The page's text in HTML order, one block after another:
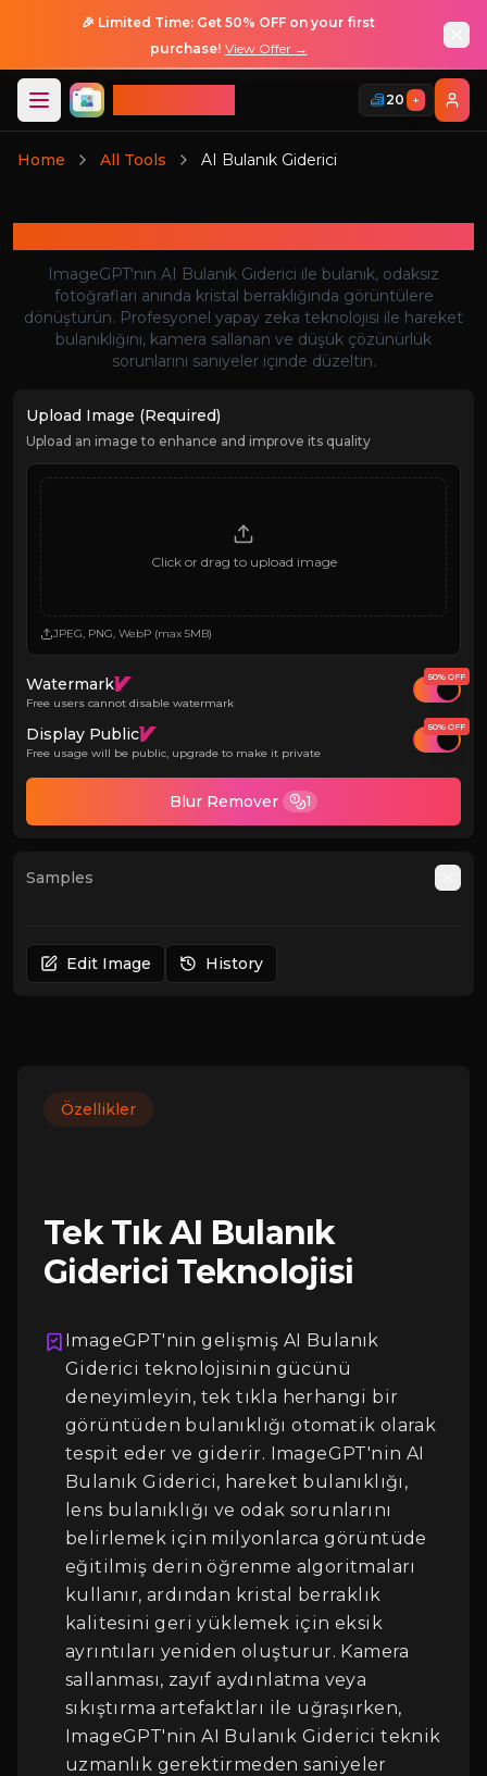
🎉 Limited Time: Get 50% OFF on your first
purchase! View Offer →
20 +
Home All Tools AI Bulanık Giderici
ImageGPT'nin AI Bulanık Giderici ile bulanık, odaksız
fotoğrafları anında kristal berraklığında görüntülere
dönüştürün. Profesyonel yapay zeka teknolojisi ile hareket
bulanıklığını, kamera sallanan ve düşük çözünürlük
sorunlarını saniyeler içinde düzeltin.
Upload Image (Required)
Upload an image to enhance and improve its quality
Click or drag to upload image
JPEG, PNG, WebP (max 5MB)
Watermark
Free users cannot disable watermark
50% OFF
Display Public
Free usage will be public, upgrade to make it private
50% OFF
Blur Remover 1
Samples
Edit Image History
Özellikler
Tek Tık AI Bulanık
Giderici Teknolojisi
ImageGPT'nin gelişmiş AI Bulanık
Giderici teknolojisinin gücünü
deneyimleyin, tek tıkla herhangi bir
görüntüden bulanıklığı otomatik olarak
tespit eder ve giderir. ImageGPT'nin AI
Bulanık Giderici, hareket bulanıklığı,
lens bulanıklığı ve odak sorunlarını
belirlemek için milyonlarca görüntüde
eğitilmiş derin öğrenme algoritmaları
kullanır, ardından kristal berraklık
kalitesini geri yüklemek için eksik
ayrıntıları yeniden oluşturur. Kamera
sallanması, zayıf aydınlatma veya
sıkıştırma artefaktları ile uğraşırken,
ImageGPT'nin AI Bulanık Giderici teknik
uzmanlık gerektirmeden saniyeler